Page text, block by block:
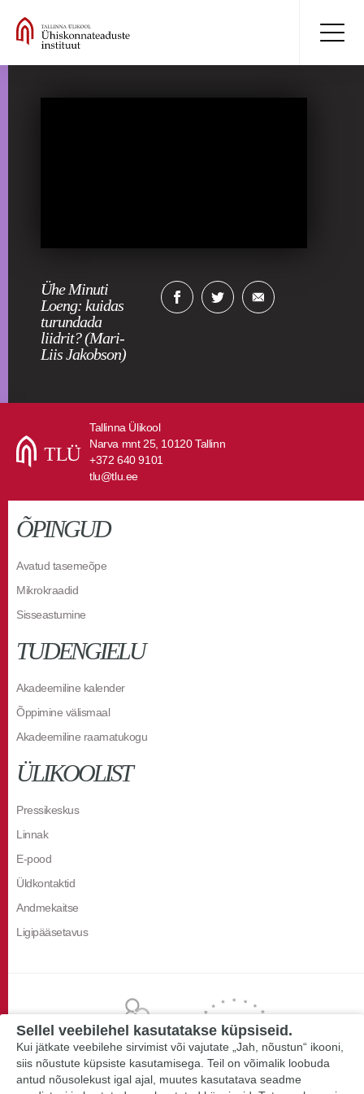
Ühe Minuti
Loeng: kuidas
turundada
liidrit? (Mari-
Liis Jakobson)
Tallinna Ülikool
Narva mnt 25, 10120 Tallinn
+372 640 9101
tlu@tlu.ee
ÕPINGUD
Avatud tasemeõpe
Mikrokraadid
Sisseastumine
TUDENGIELU
Akadeemiline kalender
Õppimine välismaal
Akadeemiline raamatukogu
ÜLIKOOLIST
Pressikeskus
Linnak
E-pood
Üldkontaktid
Andmekaitse
Ligipääsetavus
Sellel veebilehel kasutatakse küpsiseid.
Kui jätkate veebilehe sirvimist või vajutate „Jah, nõustun“ ikooni,
siis nõustute küpsiste kasutamisega. Teil on võimalik loobuda
antud nõusolekust igal ajal, muutes kasutatava seadme